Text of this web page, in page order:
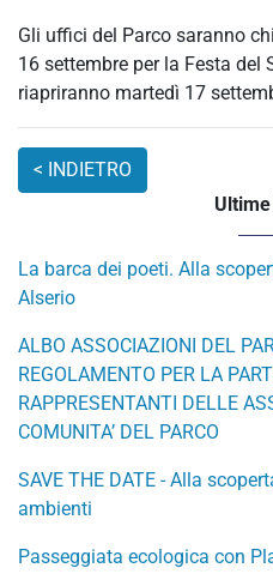
Gli uffici del Parco saranno
16 settembre per la Festa del
riapriranno martedì 17
La barca dei poeti. Alla
Alserio
ALBO ASSOCIAZIONI DEL
REGOLAMENTO PER LA
RAPPRESENTANTI DELLE
COMUNITA’ DEL PARCO
SAVE THE DATE - Alla
ambienti
Passeggiata ecologica con